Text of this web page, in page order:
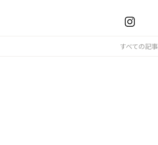
すべての記事